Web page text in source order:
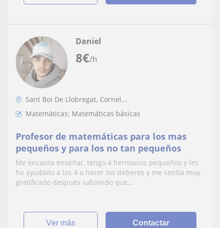
8€/h
Daniel
Sant Boi De Llobregat, Cornel...
Matemáticas: Matemáticas básicas
Profesor de matemáticas para los mas
pequeños y para los no tan pequeños
Me encanta enseñar, tengo 4 hermanos pequeños y les
he ayudado a los 4 a hacer los deberes y me sentía muy
gratificado después sabiendo que...
ver más Contactar